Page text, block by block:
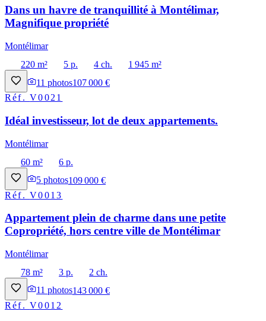
Dans un havre de tranquillité à Montélimar,
Magnifique propriété
Montélimar
220 m²
5 p. 4 ch.
1 945 m²
11 photos107 000 €
Réf.V0021
Idéal investisseur, lot de deux appartements.
Montélimar
60 m²
6 p.
5 photos109 000 €
Réf.V0013
Appartement plein de charme dans une petite
Copropriété, hors centre ville de Montélimar
Montélimar
78 m²
3 p.
2 ch.
11 photos143 000 €
Réf.V0012